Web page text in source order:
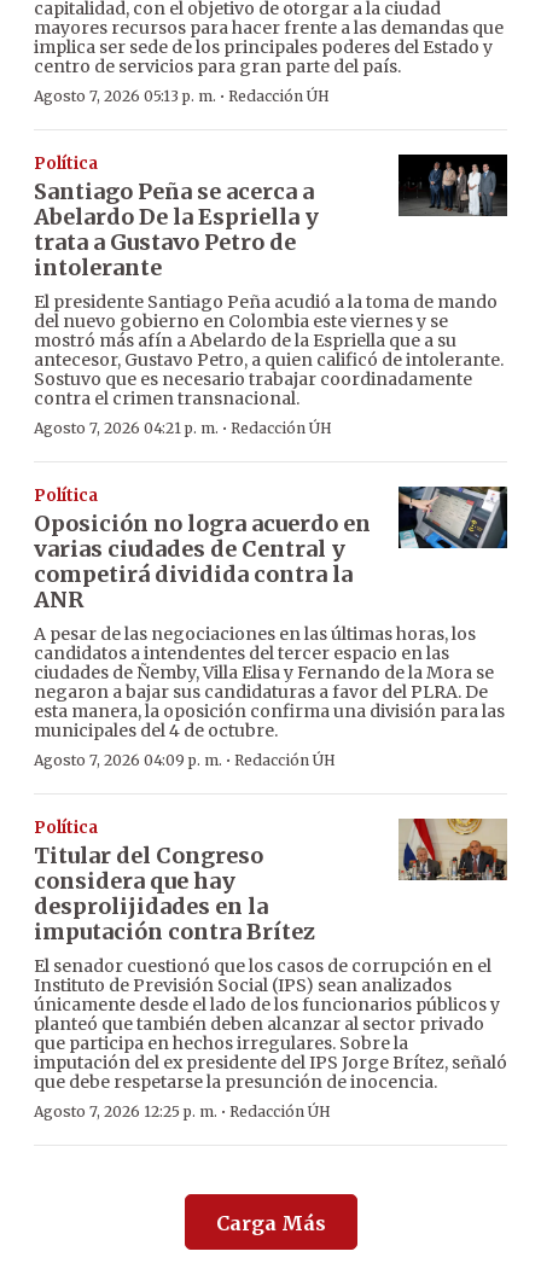
capitalidad, con el objetivo de otorgar a la ciudad
mayores recursos para hacer frente a las demandas que
implica ser sede de los principales poderes del Estado y
centro de servicios para gran parte del país.
Agosto 7, 2026 05:13 p. m. · Redacción ÚH
Política
Santiago Peña se acerca a
Abelardo De la Espriella y
trata a Gustavo Petro de
intolerante
El presidente Santiago Peña acudió a la toma de mando
del nuevo gobierno en Colombia este viernes y se
mostró más afín a Abelardo de la Espriella que a su
antecesor, Gustavo Petro, a quien calificó de intolerante.
Sostuvo que es necesario trabajar coordinadamente
contra el crimen transnacional.
Agosto 7, 2026 04:21 p. m. · Redacción ÚH
Política
Oposición no logra acuerdo en
varias ciudades de Central y
competirá dividida contra la
ANR
A pesar de las negociaciones en las últimas horas, los
candidatos a intendentes del tercer espacio en las
ciudades de Ñemby, Villa Elisa y Fernando de la Mora se
negaron a bajar sus candidaturas a favor del PLRA. De
esta manera, la oposición confirma una división para las
municipales del 4 de octubre.
Agosto 7, 2026 04:09 p. m. · Redacción ÚH
Política
Titular del Congreso
considera que hay
desprolijidades en la
imputación contra Brítez
El senador cuestionó que los casos de corrupción en el
Instituto de Previsión Social (IPS) sean analizados
únicamente desde el lado de los funcionarios públicos y
planteó que también deben alcanzar al sector privado
que participa en hechos irregulares. Sobre la
imputación del ex presidente del IPS Jorge Brítez, señaló
que debe respetarse la presunción de inocencia.
Agosto 7, 2026 12:25 p. m. · Redacción ÚH
Carga Más